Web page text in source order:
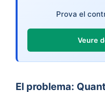
Prova el
Veure
El problema: